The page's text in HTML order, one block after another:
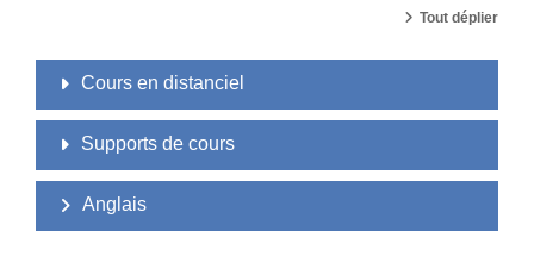
Tout déplier
Cours en distanciel
Supports de cours
Anglais